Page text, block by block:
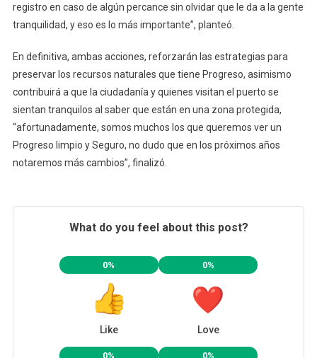
registro en caso de algún percance sin olvidar que le da a la gente
tranquilidad, y eso es lo más importante”, planteó.
En definitiva, ambas acciones, reforzarán las estrategias para
preservar los recursos naturales que tiene Progreso, asimismo
contribuirá a que la ciudadanía y quienes visitan el puerto se
sientan tranquilos al saber que están en una zona protegida,
“afortunadamente, somos muchos los que queremos ver un
Progreso limpio y Seguro, no dudo que en los próximos años
notaremos más cambios”, finalizó.
What do you feel about this post?
0%
Like
0%
Love
0% 0%